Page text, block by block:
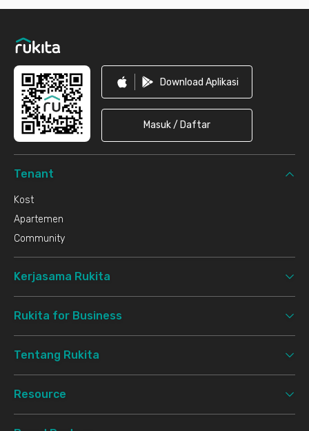
Download Aplikasi
Masuk / Daftar
Tenant
Kost
Apartemen
Community
Kerjasama Rukita
Rukita for Business
Tentang Rukita
Resource